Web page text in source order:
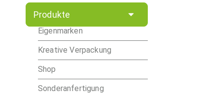
Produkte
Eigenmarken
Kreative Verpackung
Shop
Sonderanfertigung